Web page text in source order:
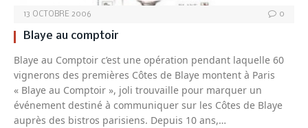
13 OCTOBRE 2006 0
Blaye au comptoir
Blaye au Comptoir c’est une opération pendant laquelle 60
vignerons des premières Côtes de Blaye montent à Paris
« Blaye au Comptoir », joli trouvaille pour marquer un
événement destiné à communiquer sur les Côtes de Blaye
auprès des bistros parisiens. Depuis 10 ans,…